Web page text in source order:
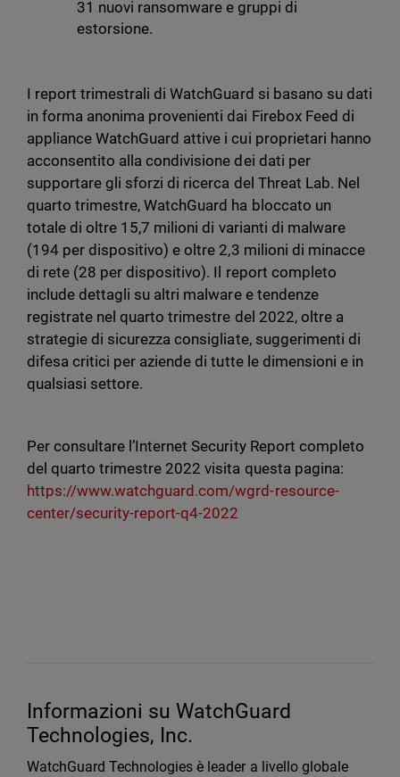
31 nuovi ransomware e gruppi di
estorsione.
I report trimestrali di WatchGuard si basano su dati
in forma anonima provenienti dai Firebox Feed di
appliance WatchGuard attive i cui proprietari hanno
acconsentito alla condivisione dei dati per
supportare gli sforzi di ricerca del Threat Lab. Nel
quarto trimestre, WatchGuard ha bloccato un
totale di oltre 15,7 milioni di varianti di malware
(194 per dispositivo) e oltre 2,3 milioni di minacce
di rete (28 per dispositivo). Il report completo
include dettagli su altri malware e tendenze
registrate nel quarto trimestre del 2022, oltre a
strategie di sicurezza consigliate, suggerimenti di
difesa critici per aziende di tutte le dimensioni e in
qualsiasi settore.
Per consultare l’Internet Security Report completo
del quarto trimestre 2022 visita questa pagina:
https://www.watchguard.com/wgrd-resource-
center/security-report-q4-2022
Informazioni su WatchGuard
Technologies, Inc.
WatchGuard Technologies è leader a livello globale